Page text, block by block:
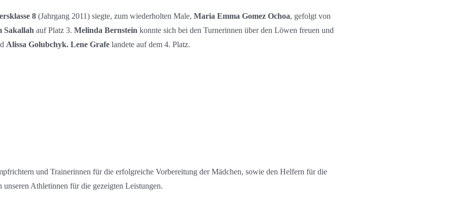
8(Jahrgang 2011) siegte, zum wiederholten Male, Maria Emma Gomez Ochoa, gefolgt von
Sakallah auf Platz 3. Melinda Bernstein konnte sich bei den Turnerinnen über den Löwen freuen und
Alissa Golubchyk. Lene Grafelandete auf dem 4. Platz.
und Trainerinnen für die erfolgreiche Vorbereitung der Mädchen, sowie den Helfern für die
Athletinnen für die gezeigten Leistungen.